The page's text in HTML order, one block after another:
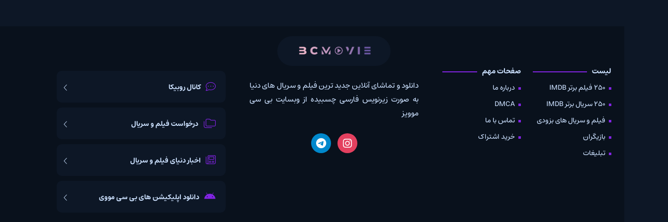
فیلم و سریال های بزودی
صفحات مهم
درباره ما
DMCA
تماس با ما
دانلود و تماشای آنلاین جدید ترین فیلم و سریال های دنیا
به صورت زیرنویس فارسی چسبیده از وبسایت بی سی
کانال روبیکا
درخواست فیلم و سریال
اخبار دنیای فیلم و سریال
دانلود اپلیکیشن های بی سی مووی